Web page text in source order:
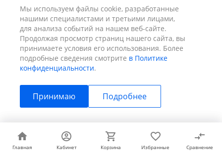
Мы используем файлы cookie, разработанные
нашими специалистами и третьими лицами,
для анализа событий на нашем веб-сайте.
Продолжая просмотр страниц нашего сайта, вы
принимаете условия его использования. Более
подробные сведения смотрите в Политике
конфиденциальности.
Принимаю Подробнее
Главная Кабинет Корзина Избранные Сравнение
Главная Кабинет Корзина Избранные Сравнение
+7 (391) 298-00-11 Заказать звонок
г. Красноярск, пер. Телевизорный 9 "А" ООО "ПРИЗМ"
© 2026 ПРИЗМ, Все права защищены